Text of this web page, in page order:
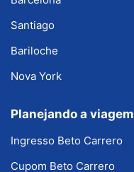
Santiago
Bariloche
Nova York
Planejando a viagem
Ingresso Beto Carrero
Cupom Beto Carrero